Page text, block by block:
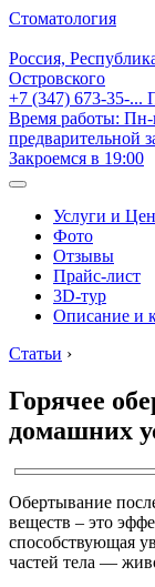
Стоматология
Россия,
Островского
+7 (347) 673-35-...
Время работы:
предварительной
Закроемся в 19:00
Услуги и
Фото
Отзывы
Прайс-лист
3D-тур
Описание и
Статьи ›
Горячее
домашних
Обертывание
веществ – это
способствующая
частей тела —